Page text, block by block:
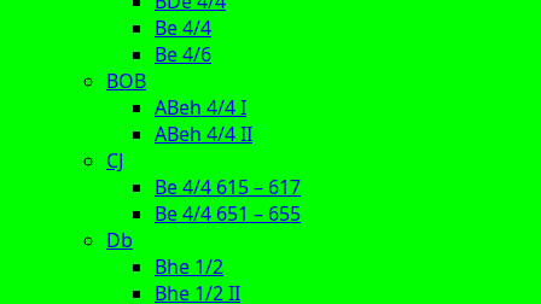
Be 4/4
Be 4/6
BOB
ABeh 4/4 I
ABeh 4/4 II
CJ
Be 4/4 615 – 617
Be 4/4 651 – 655
Db
Bhe 1/2
Bhe 1/2 II